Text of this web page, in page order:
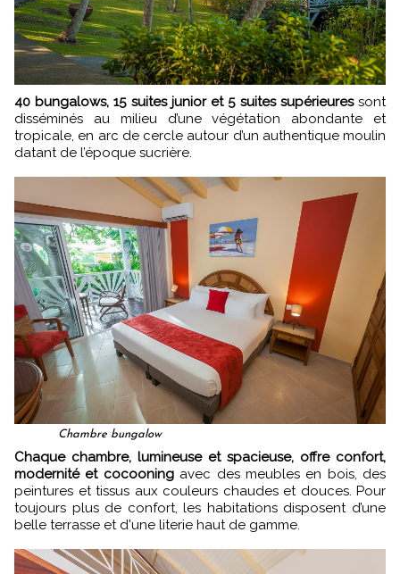
40 bungalows, 15 suites junior et 5 suites supérieuressont
disséminés au milieu d’une végétation abondante et
tropicale, en arc de cercle autour d’un authentique moulin
datant de l’époque sucrière.
Chambre bungalow
Chaque chambre, lumineuse et spacieuse, offre confort,
modernité et cocooningavec des meubles en bois, des
peintures et tissus aux couleurs chaudes et douces. Pour
toujours plus de confort, les habitations disposent d’une
belle terrasse et d'une literie haut de gamme.